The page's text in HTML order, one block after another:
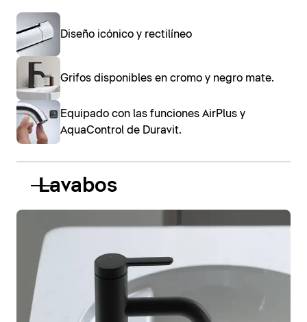
Diseño icónico y rectilíneo
Grifos disponibles en cromo y negro mate.
Equipado con las funciones AirPlus y
AquaControl de Duravit.
Lavabos